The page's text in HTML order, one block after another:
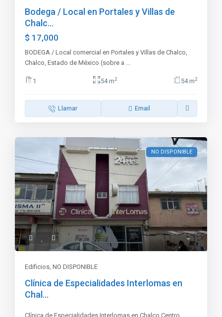
Bodega / Local en Portales y Villas de
Chalc...
$ 17,000
BODEGA / Local comercial en Portales y Villas de Chalco,
Chalco, Estado de México (sobre a ...
1 54 m2 54 m2
Llamar Email
NO DISPONIBLE
Edificios,NO DISPONIBLE
Clínica de Especialidades Interlomas en
Chal...
Clínica de Especialidades Interlomas en Chalco Centro,